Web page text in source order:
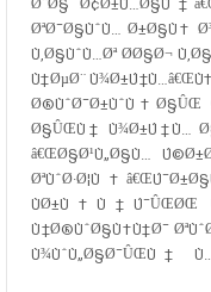
Ø¨Ø§
ØªØ¯Ø§ÙˆÙ… Ø±Ø§Ù‡
Ù‚Ø§ÙˆÙ…Øª Ø­Ø§Ø¬
Ù†ØµØ¨
Ø®ÙˆØ¯Ø±ÙˆÙ‡Ø§ÛŒ
Ø§ÛŒÙ† Ù¾Ø±Ú†Ù…
â€ŒØ§Ø¹Ù„Ø§Ù…
ÙØ±Ù‡Ù†Ú¯ÛŒØŒ
Ù†Ø®ÙˆØ§Ù‡Ù†Ø¯
Ù¾ÙˆÙ„Ø§Ø¯ÛŒÙ†